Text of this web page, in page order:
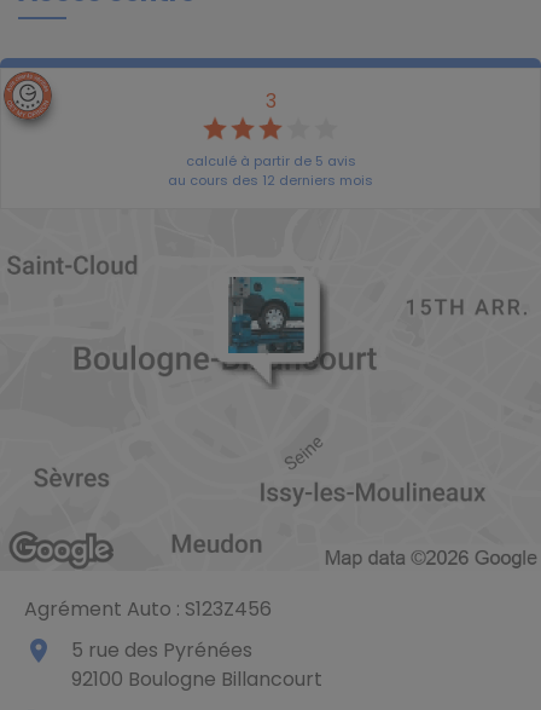
3
calculé à partir de 5 avis
au cours des 12 derniers mois
Agrément Auto : S123Z456
place
5 rue des Pyrénées
92100 Boulogne Billancourt